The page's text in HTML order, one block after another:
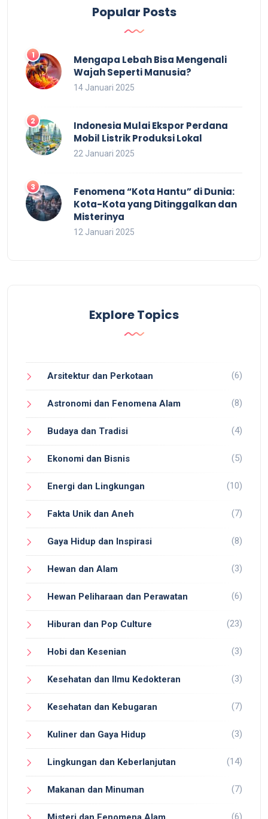
Popular Posts
Mengapa Lebah Bisa Mengenali
Wajah Seperti Manusia?
14 Januari 2025
Indonesia Mulai Ekspor Perdana
Mobil Listrik Produksi Lokal
22 Januari 2025
Fenomena “Kota Hantu” di Dunia:
Kota-Kota yang Ditinggalkan dan
Misterinya
12 Januari 2025
Explore Topics
Arsitektur dan Perkotaan (6)
Astronomi dan Fenomena Alam (8)
Budaya dan Tradisi (4)
Ekonomi dan Bisnis (5)
Energi dan Lingkungan (10)
Fakta Unik dan Aneh (7)
Gaya Hidup dan Inspirasi (8)
Hewan dan Alam (3)
Hewan Peliharaan dan Perawatan (6)
Hiburan dan Pop Culture (23)
Hobi dan Kesenian (3)
Kesehatan dan Ilmu Kedokteran (3)
Kesehatan dan Kebugaran (7)
Kuliner dan Gaya Hidup (3)
Lingkungan dan Keberlanjutan (14)
Makanan dan Minuman (7)
(6)